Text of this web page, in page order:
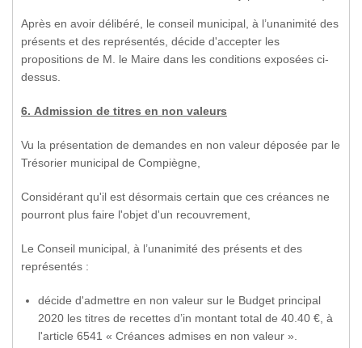
Après en avoir délibéré, le conseil municipal, à l’unanimité des
présents et des représentés, décide d'accepter les
propositions de M. le Maire dans les conditions exposées ci-
dessus.
6. Admission de titres en non valeurs
Vu la présentation de demandes en non valeur déposée par le
Trésorier municipal de Compiègne,
Considérant qu'il est désormais certain que ces créances ne
pourront plus faire l'objet d'un recouvrement,
Le Conseil municipal, à l’unanimité des présents et des
représentés :
décide d'admettre en non valeur sur le Budget principal
2020 les titres de recettes d’in montant total de 40.40 €, à
l'article 6541 « Créances admises en non valeur ».